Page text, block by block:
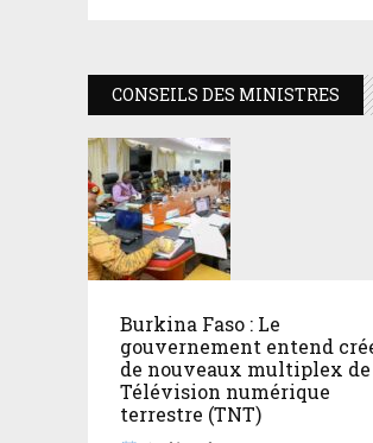
CONSEILS DES MINISTRES
Burkina Faso : Le
gouvernement entend
de nouveaux multiplex de
Télévision numérique
terrestre (TNT)